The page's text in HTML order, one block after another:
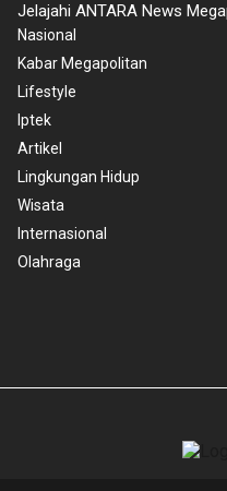
Jelajahi ANTARA News
Nasional
Kabar Megapolitan
Lifestyle
Iptek
Artikel
Lingkungan Hidup
Wisata
Internasional
Olahraga